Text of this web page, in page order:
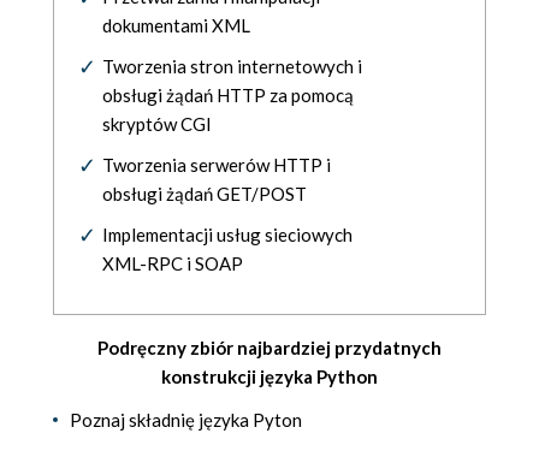
dokumentami XML
Tworzenia stron internetowych i
obsługi żądań HTTP za pomocą
skryptów CGI
Tworzenia serwerów HTTP i
obsługi żądań GET/POST
Implementacji usług sieciowych
XML-RPC i SOAP
Podręczny zbiór najbardziej przydatnych
konstrukcji języka Python
Poznaj składnię języka Pyton